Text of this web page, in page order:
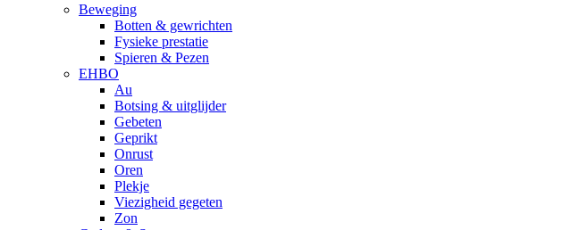
Beweging
Botten & gewrichten
Fysieke prestatie
Spieren & Pezen
EHBO
Au
Botsing & uitglijder
Gebeten
Geprikt
Onrust
Oren
Plekje
Viezigheid gegeten
Zon